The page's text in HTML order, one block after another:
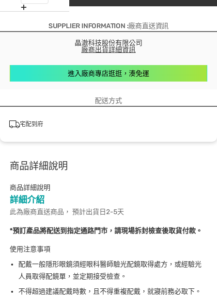
SUPPLIER INFORMATION :廠商直送資訊
晶澈科技股份有限公司
廠商出貨詳細資訊
進入廠商專店逛逛，湊免運
配送方式
宅配到府
商品詳細說明
商品詳細說明
詳細介紹
此為廠商直送商品， 預計出貨日2-5天
*預訂產品將配送到指定通路門市，請現場拆封檢查後取貨付款。
使用注意事項
配戴一般隱形眼鏡須經眼科醫師驗光配鏡取得處方，或經驗光
人員取得配鏡單，並定期接受檢查。
不得超過建議配戴時數，且不得重複配戴，就寢前務必取下。